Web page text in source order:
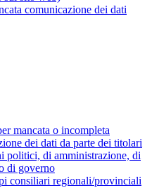
comunicazione dei dati
mancata o incompleta
dei dati da parte dei titolari
politici, di amministrazione, di
di governo
consiliari regionali/provinciali